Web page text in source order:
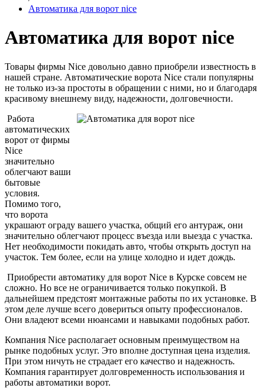
Автоматика для ворот nice
Автоматика для ворот nice
Товары фирмы Nice довольно давно приобрели известность в
нашей стране. Автоматические ворота Nice стали популярны
не только из-за простоты в обращении с ними, но и благодаря
красивому внешнему виду, надежности, долговечности.
Работа
автоматических
ворот от фирмы
Nice
значительно
облегчают ваши
бытовые
условия.
Помимо того,
что ворота
украшают ограду вашего участка, общий его антураж, они
значительно облегчают процесс въезда или выезда с участка.
Нет необходимости покидать авто, чтобы открыть доступ на
участок. Тем более, если на улице холодно и идет дождь.
Приобрести автоматику для ворот Nice в Курске совсем не
сложно. Но все не ограничивается только покупкой. В
дальнейшем предстоят монтажные работы по их установке. В
этом деле лучше всего довериться опыту профессионалов.
Они владеют всеми нюансами и навыками подобных работ.
Компания Nice располагает основным преимуществом на
рынке подобных услуг. Это вполне доступная цена изделия.
При этом ничуть не страдает его качество и надежность.
Компания гарантирует долговременность использования и
работы автоматики ворот.